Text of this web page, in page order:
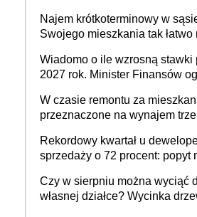
Najem krótkoterminowy w
Swojego mieszkania tak
Wiadomo o ile wzrosną stawki
2027 rok. Minister Finansów
W czasie remontu za
przeznaczone na wynajem
realizuje w nim potrzeb
Rekordowy kwartał u
sprzedaży o 72 procent: popyt
Czy w sierpniu można wyciąć
własnej działce? Wycinka